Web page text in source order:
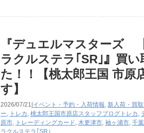
『デュエルマスターズ
ラクルステラ｢SR｣』買
た！！【桃太郎王国 市原
す】
2026/07/21| イベント・予約・入荷情報, 新入荷・買
ー, トレカ , 桃太郎王国市原店スタッフブログ トレカ ,
原市, トレーディングカード, 木更津市, 袖ヶ浦市, 千
ラクルステラ｢SR｣